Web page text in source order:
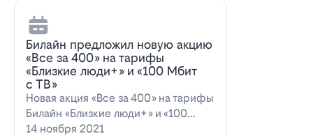
Билайн предложил новую акцию
«Все за 400» на тарифы
«Близкие люди+» и «100 Мбит
с ТВ»
Новая акция «Все за 400» на тарифы
Билайн «Близкие люди+» и «100
Мбит…
14 ноября 2021